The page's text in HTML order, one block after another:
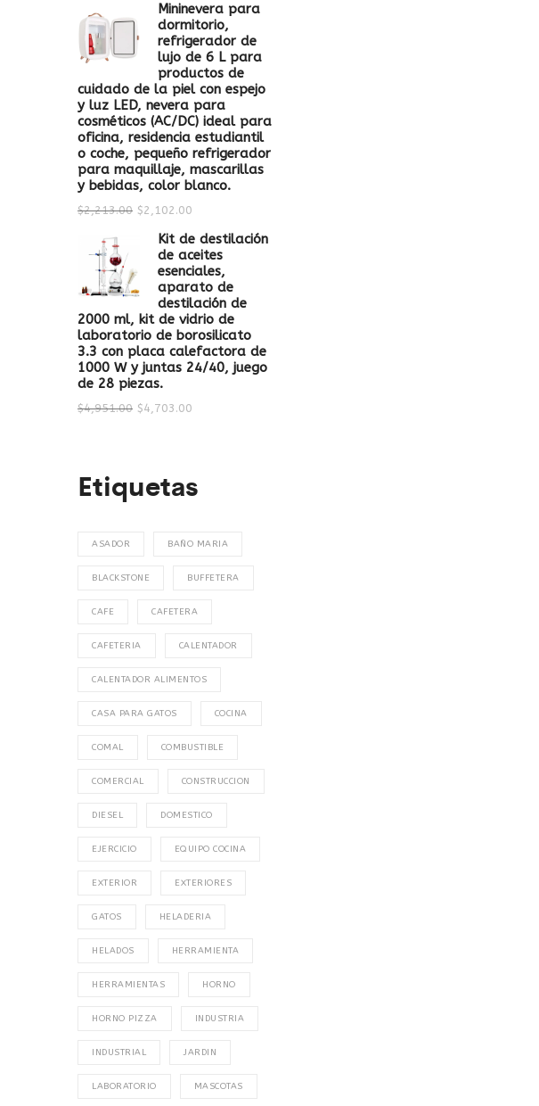
Mininevera para
dormitorio,
refrigerador de
lujo de 6 L para
productos de
cuidado de la piel con espejo
y luz LED, nevera para
cosméticos (AC/DC) ideal para
oficina, residencia estudiantil
o coche, pequeño refrigerador
para maquillaje, mascarillas
y bebidas, color blanco.
$2,213.00 $2,102.00
Kit de destilación
de aceites
esenciales,
aparato de
destilación de
2000 ml, kit de vidrio de
laboratorio de borosilicato
3.3 con placa calefactora de
1000 W y juntas 24/40, juego
de 28 piezas.
$4,951.00 $4,703.00
Etiquetas
ASADOR BAÑO MARIA
BLACKSTONE BUFFETERA
CAFE CAFETERA
CAFETERIA CALENTADOR
CALENTADOR ALIMENTOS
CASA PARA GATOS COCINA
COMAL COMBUSTIBLE
COMERCIAL CONSTRUCCION
DIESEL DOMESTICO
EJERCICIO EQUIPO COCINA
EXTERIOR EXTERIORES
GATOS HELADERIA
HELADOS HERRAMIENTA
HERRAMIENTAS HORNO
HORNO PIZZA INDUSTRIA
INDUSTRIAL JARDIN
LABORATORIO MASCOTAS